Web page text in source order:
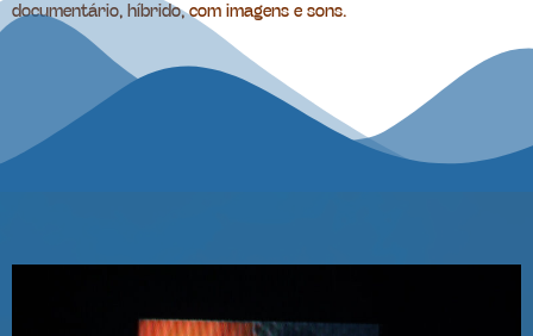
documentário, híbrido, com imagens e sons.